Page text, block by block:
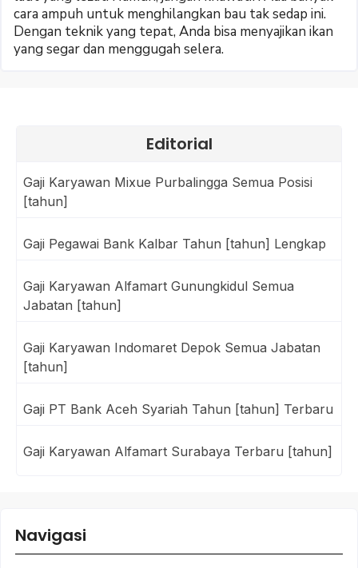
cara ampuh untuk menghilangkan bau tak sedap ini.
Dengan teknik yang tepat, Anda bisa menyajikan ikan
yang segar dan menggugah selera.
Editorial
Gaji Karyawan Mixue Purbalingga Semua Posisi
[tahun]
Gaji Pegawai Bank Kalbar Tahun [tahun] Lengkap
Gaji Karyawan Alfamart Gunungkidul Semua
Jabatan [tahun]
Gaji Karyawan Indomaret Depok Semua Jabatan
[tahun]
Gaji PT Bank Aceh Syariah Tahun [tahun] Terbaru
Gaji Karyawan Alfamart Surabaya Terbaru [tahun]
Navigasi